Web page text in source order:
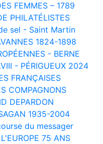
FEMMES – 1789
PHILATÉLISTES
sel - Saint Martin
1824-1898
- BERNE
- PÉRIGUEUX 2024
FRANÇAISES
COMPAGNONS
DEPARDON
1935-2004
du messager
75 ANS